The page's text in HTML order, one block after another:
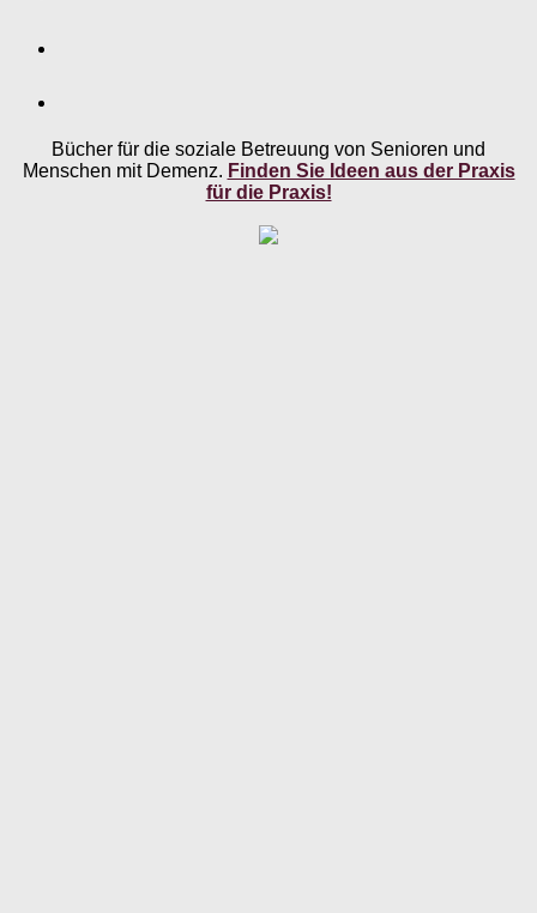
Bücher für die soziale Betreuung von Senioren und
Menschen mit Demenz. Finden Sie Ideen aus der Praxis
für die Praxis!